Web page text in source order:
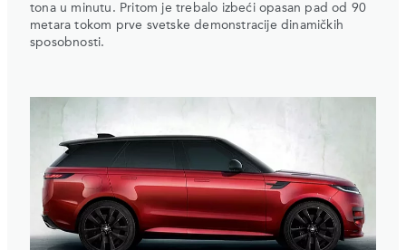
tona u minutu. Pritom je trebalo izbeći opasan pad od 90
metara tokom prve svetske demonstracije dinamičkih
sposobnosti.